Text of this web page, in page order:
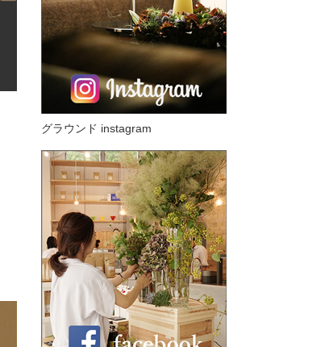
グラウンド instagram